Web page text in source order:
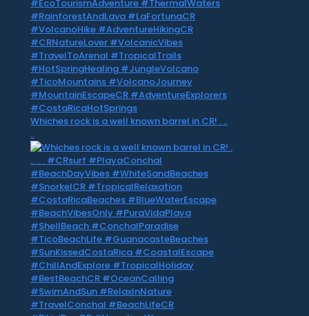
Whiches rock is a well known barrel in CR! . ..
..